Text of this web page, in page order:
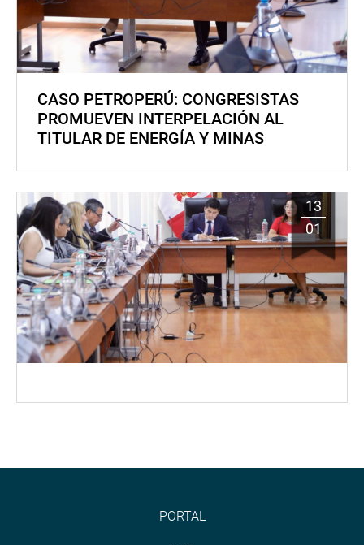
CASO PETROPERÚ: CONGRESISTAS
PROMUEVEN INTERPELACIÓN AL
TITULAR DE ENERGÍA Y MINAS
13
01
PORTAL